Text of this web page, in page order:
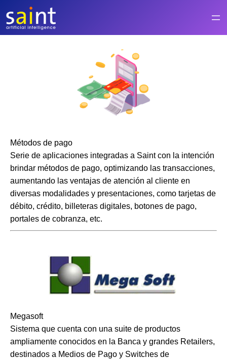
contenido
Métodos de pago
Serie de aplicaciones integradas a Saint con la intención
brindar métodos de pago, optimizando las transacciones,
aumentando las ventajas de atención al cliente en
diversas modalidades y presentaciones, como tarjetas de
débito, crédito, billeteras digitales, botones de pago,
portales de cobranza, etc.
Megasoft
Sistema que cuenta con una suite de productos
ampliamente conocidos en la Banca y grandes Retailers,
destinados a Medios de Pago y Switches de